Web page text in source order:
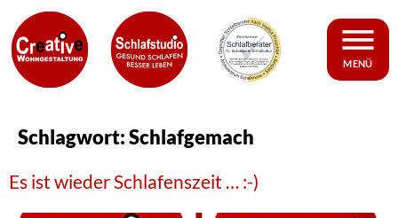
MENÜ
Schlagwort:Schlafgemach
Es ist wieder Schlafenszeit … :-)